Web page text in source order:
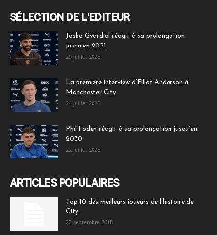
SÉLECTION DE L'EDITEUR
Josko Gvardiol réagit à sa prolongation
jusqu’en 2031
29 juillet 2026
La première interview d’Elliot Anderson à
Manchester City
24 juillet 2026
Phil Foden réagit à sa prolongation jusqu’en
2030
22 juillet 2026
ARTICLES POPULAIRES
Top 10 des meilleurs joueurs de l’histoire de
City
22 septembre 2018